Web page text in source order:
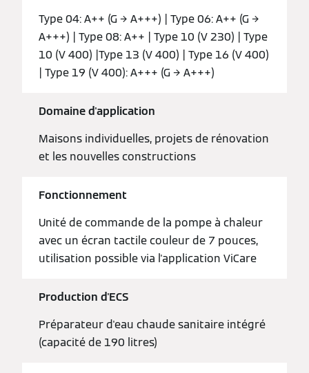
Type 04: A++ (G → A+++) | Type 06: A++ (G →
A+++) | Type 08: A++ | Type 10 (V 230) | Type
10 (V 400) |Type 13 (V 400) | Type 16 (V 400)
| Type 19 (V 400): A+++ (G → A+++)
Domaine d'application
Maisons individuelles, projets de rénovation
et les nouvelles constructions
Fonctionnement
Unité de commande de la pompe à chaleur
avec un écran tactile couleur de 7 pouces,
utilisation possible via l'application ViCare
Production d'ECS
Préparateur d'eau chaude sanitaire intégré
(capacité de 190 litres)